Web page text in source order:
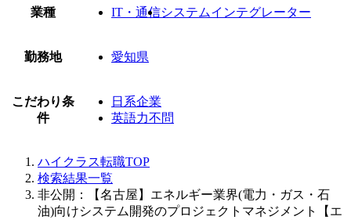
業種 IT・通信システムインテグレーター
勤務地 愛知県
こだわり条
件
日系企業
英語力不問
ハイクラス転職TOP
検索結果一覧
非公開：【名古屋】エネルギー業界(電力・ガス・石
油)向けシステム開発のプロジェクトマネジメント【エ